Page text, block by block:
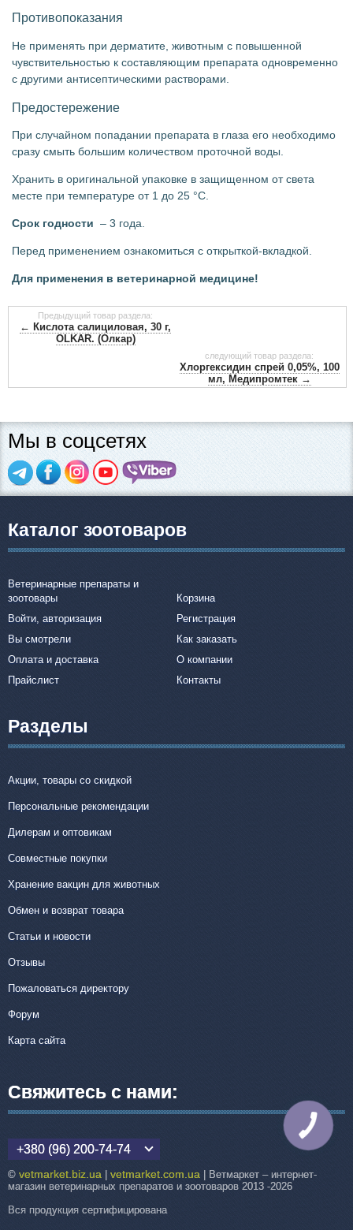
Противопоказания
Не применять при дерматите, животным с повышенной
чувствительностью к составляющим препарата одновременно
с другими антисептическими растворами.
Предостережение
При случайном попадании препарата в глаза его необходимо
сразу смыть большим количеством проточной воды.
Хранить в оригинальной упаковке в защищенном от света
месте при температуре от 1 до 25 °C.
Срок годности – 3 года.
Перед применением ознакомиться с открыткой-вкладкой.
Для применения в ветеринарной медицине!
Предыдущий товар раздела:
← Кислота салициловая, 30 г,
OLKAR. (Олкар)
следующий товар раздела:
Хлоргексидин спрей 0,05%, 100
мл, Медипромтек →
Мы в соцсетях
Каталог зоотоваров
Ветеринарные препараты и
зоотовары
Корзина
Войти, авторизация
Регистрация
Вы смотрели
Как заказать
Оплата и доставка
О компании
Прайслист
Контакты
Разделы
Акции, товары со скидкой
Персональные рекомендации
Дилерам и оптовикам
Совместные покупки
Хранение вакцин для животных
Обмен и возврат товара
Статьи и новости
Отзывы
Пожаловаться директору
Форум
Карта сайта
Свяжитесь с нами:
+380 (96) 200-74-74
© vetmarket.biz.ua vetmarket.com.ua | Ветмаркет – интернет-
магазин ветеринарных препаратов и зоотоваров 2013 -2026
Вся продукция сертифицирована
КНОПКА
СВЯЗИ